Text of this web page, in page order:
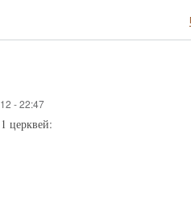
- 22:47
церквей: